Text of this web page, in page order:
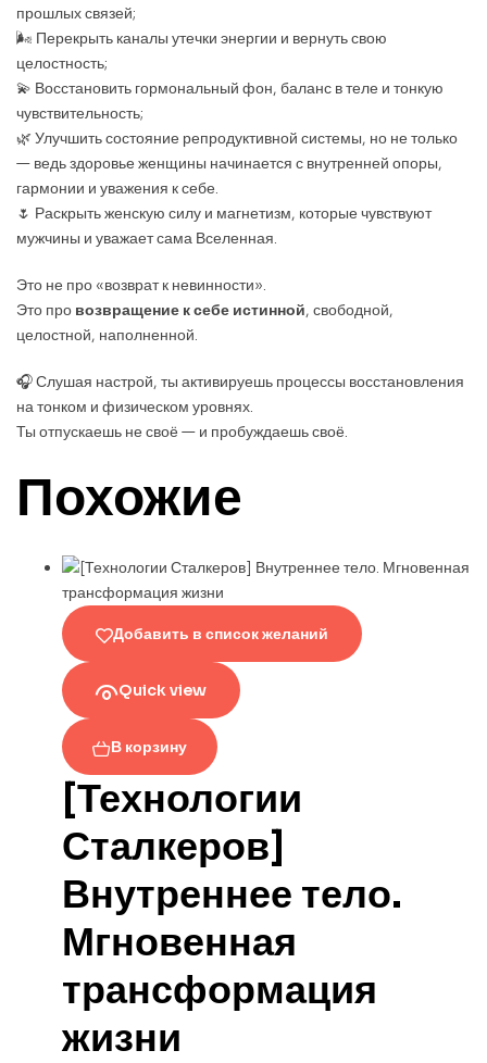
прошлых связей;
🌬 Перекрыть каналы утечки энергии и вернуть свою
целостность;
💫 Восстановить гормональный фон, баланс в теле и тонкую
чувствительность;
🌿 Улучшить состояние репродуктивной системы, но не только
— ведь здоровье женщины начинается с внутренней опоры,
гармонии и уважения к себе.
🌷 Раскрыть женскую силу и магнетизм, которые чувствуют
мужчины и уважает сама Вселенная.
Это не про «возврат к невинности».
Это про возвращение к себе истинной, свободной,
целостной, наполненной.
🎧Слушая настрой, ты активируешь процессы восстановления
на тонком и физическом уровнях.
Ты отпускаешь не своё — и пробуждаешь своё.
Похожие
Добавить в список желаний
Quick view
В корзину
[Технологии
Сталкеров]
Внутреннее тело.
Мгновенная
трансформация
жизни